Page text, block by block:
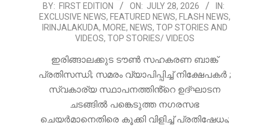
2026-
07-
BY: FIRST EDITION ON: JULY 28, 2026
IN:
EXCLUSIVE NEWS, FEATURED NEWS, FLASH NEWS,
IRINJALAKUDA, MORE, NEWS, TOP STORIES AND
VIDEOS, TOP STORIES/ VIDEOS
ഇരിങ്ങാലക്കുട ടൗൺ സഹകരണ ബാങ്ക്
പ്രതിസന്ധി; സമരം വ്യാപിപ്പിച്ച് നിക്ഷേപകർ ;
സ്വകാര്യ സ്ഥാപനത്തിൻ്റെ ഉദ്ഘാടന
ചടങ്ങിൽ പങ്കെടുത്ത നഗരസഭ
ചെയർമാനെതിരെ കൂക്കി വിളിച്ച് പ്രതിഷേധം;